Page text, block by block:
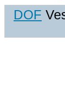
DOF